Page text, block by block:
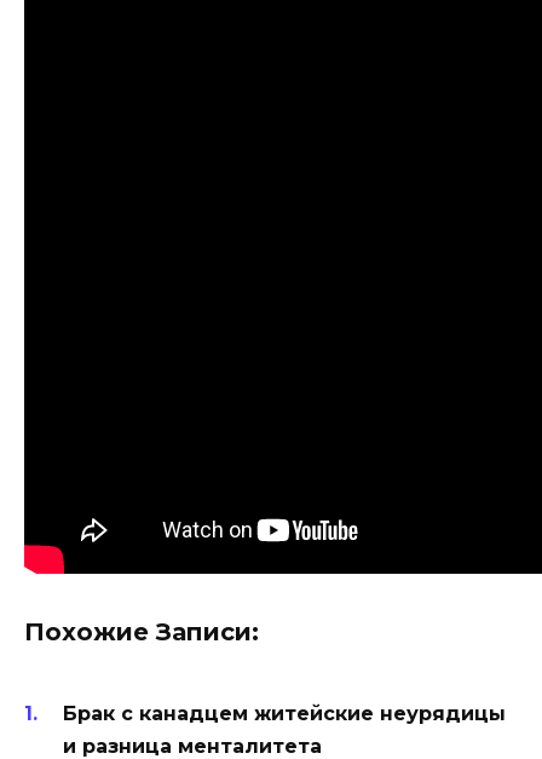
Похожие Записи:
Брак с канадцем житейские неурядицы
и разница менталитета